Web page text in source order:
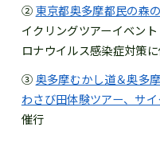
②東京都奥多摩都民の森
イクリングツアーイベン
ロナウイルス感染症対策に
③奥多摩むかし道＆奥多
わさび田体験ツアー、サ
催行